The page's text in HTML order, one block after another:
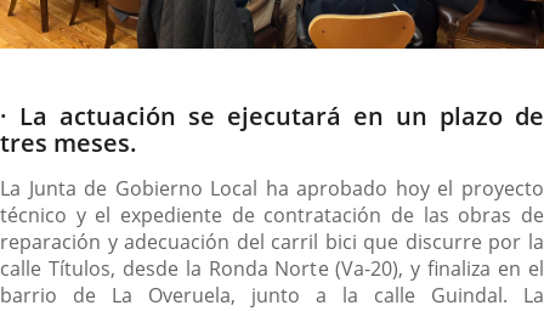
Descripción
· La actuación se ejecutará en un plazo de
tres meses.
La Junta de Gobierno Local ha aprobado hoy el proyecto
técnico y el expediente de contratación de las obras de
reparación y adecuación del carril bici que discurre por la
calle Títulos, desde la Ronda Norte (Va-20), y finaliza en el
barrio de La Overuela, junto a la calle Guindal. La